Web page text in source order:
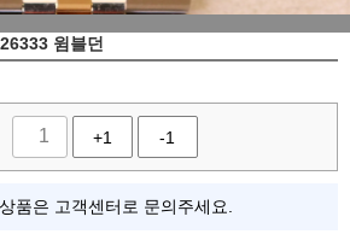
윔블던
+1 -1
품은 고객센터로 문의주세요.